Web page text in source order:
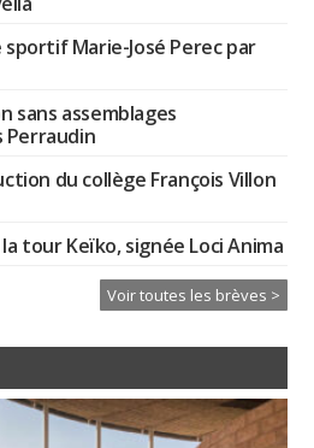
sportif Marie-José Perec par
sans assemblages
Perraudin
du collège François Villon
tour Keïko, signée Loci Anima
Voir toutes les brèves >